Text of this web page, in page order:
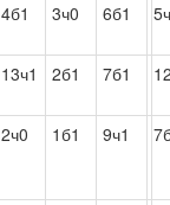
4б1 3ч0 6б1
13ч1 2б1 7б1
2ч0 1б1 9ч1